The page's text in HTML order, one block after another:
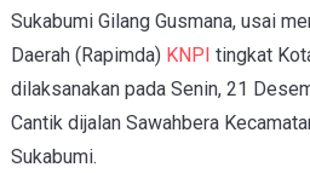
Sukabumi Gilang Gusmana, usai
Daerah (Rapimda) KNPI tingkat
dilaksanakan pada Senin, 21
Cantik dijalan Sawahbera
Sukabumi.